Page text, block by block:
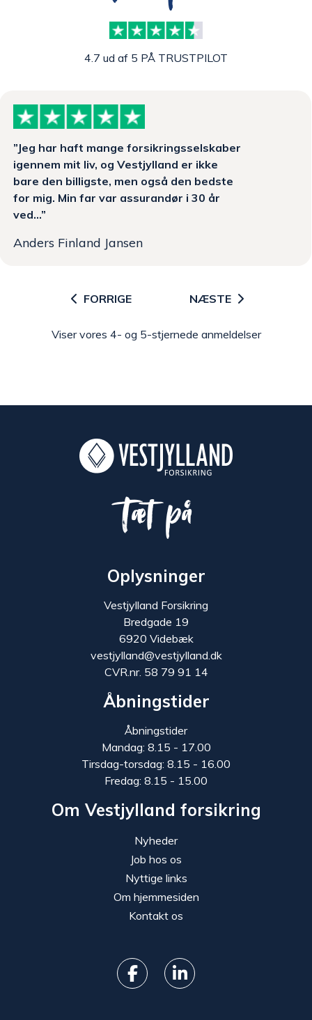
4.7 ud af 5 PÅ TRUSTPILOT
”Jeg har haft mange forsikringsselskaber
igennem mit liv, og Vestjylland er ikke
bare den billigste, men også den bedste
for mig. Min far var assurandør i 30 år
ved...”
Anders Finland Jansen
FORRIGE NÆSTE
Viser vores 4- og 5-stjernede anmeldelser
Tæt på
Oplysninger
Vestjylland Forsikring
Bredgade 19
6920 Videbæk
vestjylland@vestjylland.dk
CVR.nr. 58 79 91 14
Åbningstider
Åbningstider
Mandag: 8.15 - 17.00
Tirsdag-torsdag: 8.15 - 16.00
Fredag: 8.15 - 15.00
Om Vestjylland forsikring
Nyheder
Job hos os
Nyttige links
Om hjemmesiden
Kontakt os